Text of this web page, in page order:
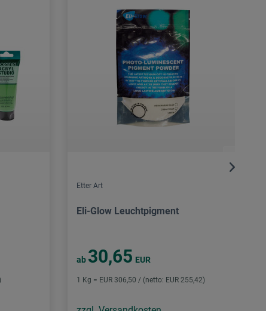
Etter Art
Eli-Glow Leuchtpigment
ab 30,65 EUR
1 Kg = EUR 306,50 / (netto: EUR 255,42)